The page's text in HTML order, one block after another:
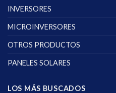
INVERSORES
MICROINVERSORES
OTROS PRODUCTOS
PANELES SOLARES
LOS MÁS BUSCADOS